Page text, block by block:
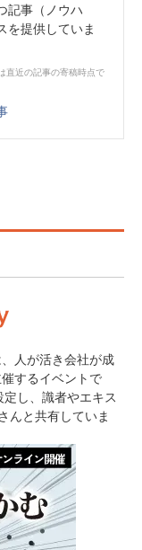
記事（ノウハ
を提供していま
直近の記事の寄稿時点で
人が活き会社が成
するイベントで
し、識者やエキス
んと共有していま